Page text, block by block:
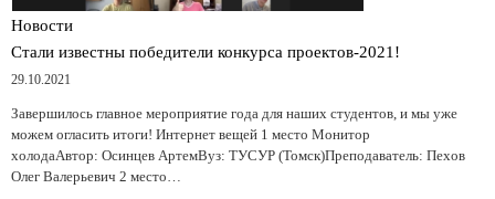
Новости
Стали известны победители конкурса проектов-2021!
29.10.2021
Завершилось главное мероприятие года для наших студентов, и мы уже
можем огласить итоги! Интернет вещей 1 место Монитор
холодаАвтор: Осинцев АртемВуз: ТУСУР (Томск)Преподаватель: Пехов
Олег Валерьевич 2 место…